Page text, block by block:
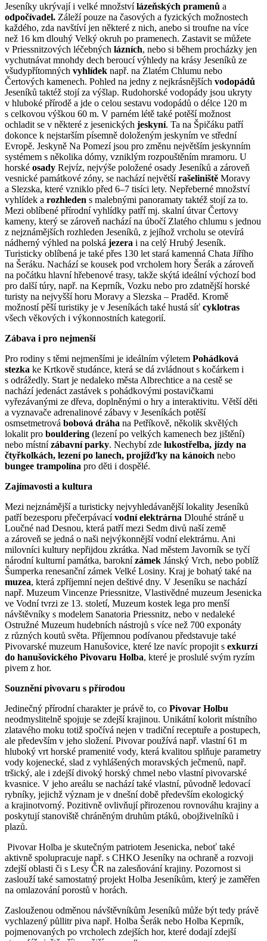
Jeseníky ukrývají i velké množstvílázeňských pramenů a
odpočívadel. Záleží pouze na časových a fyzických možnostech
každého, zda navštíví jen některé z nich, anebo si troufne na více
než 16 km dlouhý Velký okruh po pramenech. Zastavit se můžete
v Priessnitzových léčebných lázních, nebo si během procházky jen
vychutnávat mnohdy dech beroucí výhledy na krásy Jeseníků ze
všudypřítomných vyhlídek např. na Zlatém Chlumu nebo
Čertových kamenech. Pohled na jedny z nejkrásnějších vodopádů
Jeseníků taktéž stojí za výšlap. Rudohorské vodopády jsou ukryty
v hluboké přírodě a jde o celou sestavu vodopádů o délce 120 m
s celkovou výškou 60 m. V parném létě také potěší možnost
ochladit se v některé z jesenických jeskyní. Ta na Špičáku patří
dokonce k nejstarším písemně doloženým jeskyním ve střední
Evropě. Jeskyně Na Pomezí jsou pro změnu největším jeskynním
systémem s několika dómy, vzniklým rozpouštěním mramoru. U
horské osady Rejvíz, nejvýše položené osady Jeseníků a zároveň
vesnické památkové zóny, se nachází největšírašeliniště Moravy
a Slezska, které vzniklo před 6–7 tisíci lety. Nepřeberné množství
vyhlídek a rozhleden s malebnými panoramaty taktéž stojí za to.
Mezi oblíbené přírodní vyhlídky patří mj. skalní útvar Čertovy
kameny, který se zároveň nachází na úbočí Zlatého chlumu s jednou
z nejznámějších rozhleden Jeseníků, z jejíhož vrcholu se otevírá
nádherný výhled na polská jezera i na celý Hrubý Jeseník.
Turisticky oblíbená je také přes 130 let stará kamenná Chata Jiřího
na Šeráku. Nachází se kousek pod vrcholem hory Šerák a zároveň
na počátku hlavní hřebenové trasy, takže skýtá ideální výchozí bod
pro další túry, např. na Keprník, Vozku nebo pro zdatnější horské
turisty na nejvyšší horu Moravy a Slezska – Praděd. Kromě
možností pěší turistiky je v Jeseníkách také hustá síť cyklotras
všech věkových i výkonnostních kategorií.
Zábava i pro nejmenší
Pro rodiny s těmi nejmenšími je ideálním výletem Pohádková
stezka ke Krtkově studánce, která se dá zvládnout s kočárkem i
s odrážedly. Start je nedaleko města Albrechtice a na cestě se
nachází jedenáct zastávek s pohádkovými postavičkami
vyřezávanými ze dřeva, doplněnými o hry a interaktivitu. Větší děti
a vyznavače adrenalinové zábavy v Jeseníkách potěší
osmsetmetrová bobová dráha na Petříkově, několik skvělých
lokalit pro bouldering (lezení po velkých kamenech bez jištění)
nebo místnízábavní parky. Nechybí zde lukostřelba, jízdy na
čtyřkolkách, lezení po lanech, projížďky na kánoích nebo
bungee trampolína pro děti i dospělé.
Zajímavosti a kultura
Mezi nejznámější a turisticky nejvyhledávanější lokality Jeseníků
patří bezesporu přečerpávacívodní elektrárna Dlouhé stráně u
Loučné nad Desnou, která patří mezi Sedm divů naší země
a zároveň se jedná o naši nejvýkonnější vodní elektrárnu. Ani
milovníci kultury nepřijdou zkrátka. Nad městem Javorník se tyčí
národní kulturní památka, baroknízámek Jánský Vrch, nebo poblíž
Šumperka renesanční zámek Velké Losiny. Kraj je bohatý také na
muzea, která zpříjemní nejen deštivé dny. V Jeseníku se nachází
např. Muzeum Vincenze Priessnitze, Vlastivědné muzeum Jesenicka
ve Vodní tvrzi ze 13. století, Muzeum kostek lega pro menší
návštěvníky s modelem Sanatoria Priessnitz, nebo v nedaleké
Ostružné Muzeum hudebních nástrojů s více než 700 exponáty
z různých koutů světa. Příjemnou podívanou představuje také
Pivovarské muzeum Hanušovice, které lze navíc propojit s exkurzí
do hanušovického Pivovaru Holba, které je proslulé svým ryzím
pivem z hor.
Souznění pivovaru s přírodou
Jedinečný přírodní charakter je právě to, co Pivovar Holbu
neodmyslitelně spojuje se zdejší krajinou. Unikátní kolorit místního
zlatavého moku totiž spočívá nejen v tradiční receptuře a postupech,
ale především v jeho složení. Pivovar používá např. vlastní 61 m
hluboký vrt horské pramenité vody, která kvalitou splňuje parametry
vody kojenecké, slad z vyhlášených moravských ječmenů, např.
tršický, ale i zdejší divoký horský chmel nebo vlastní pivovarské
kvasnice. V jeho areálu se nachází také vlastní, původně ledovací
rybníky, jejichž význam je v dnešní době především ekologický
a krajinotvorný. Pozitivně ovlivňují přirozenou rovnováhu krajiny a
poskytují stanoviště chráněným druhům ptáků, obojživelníků i
plazů.
Pivovar Holba je skutečným patriotem Jesenicka, neboť také
aktivně spolupracuje např. s CHKO Jeseníky na ochraně a rozvoji
zdejší oblasti či s Lesy ČR na zalesňování krajiny. Pozornost si
zaslouží také samostatný projekt Holba Jeseníkům, který je zaměřen
na omlazování porostů v horách.
Zaslouženou odměnou návštěvníkům Jeseníků může být tedy právě
vychlazený půllitr piva např. Holba Šerák nebo Holba Keprník,
pojmenovaných po vrcholech zdejších hor, které dodají zdejší